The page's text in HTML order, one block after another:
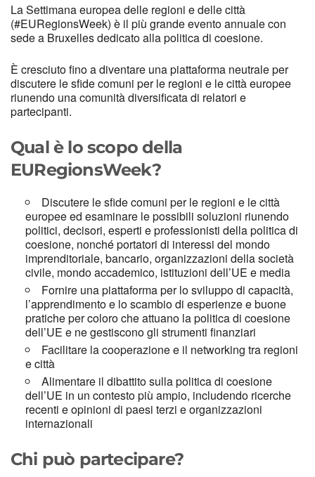
La Settimana europea delle regioni e delle città
(#EURegionsWeek) è il più grande evento annuale con
sede a Bruxelles dedicato alla politica di coesione.
È cresciuto fino a diventare una piattaforma neutrale per
discutere le sfide comuni per le regioni e le città europee
riunendo una comunità diversificata di relatori e
partecipanti.
Qual è lo scopo della
EURegionsWeek?
Discutere le sfide comuni per le regioni e le città
europee ed esaminare le possibili soluzioni riunendo
politici, decisori, esperti e professionisti della politica di
coesione, nonché portatori di interessi del mondo
imprenditoriale, bancario, organizzazioni della società
civile, mondo accademico, istituzioni dell’UE e media
Fornire una piattaforma per lo sviluppo di capacità,
l’apprendimento e lo scambio di esperienze e buone
pratiche per coloro che attuano la politica di coesione
dell’UE e ne gestiscono gli strumenti finanziari
Facilitare la cooperazione e il networking tra regioni
e città
Alimentare il dibattito sulla politica di coesione
dell’UE in un contesto più ampio, includendo ricerche
recenti e opinioni di paesi terzi e organizzazioni
internazionali
Chi può partecipare?